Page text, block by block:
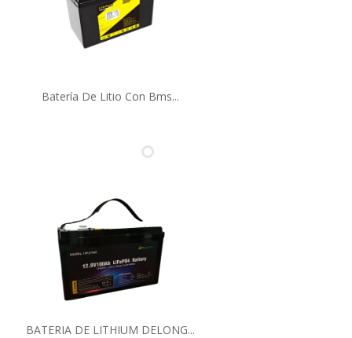
Batería De Litio Con Bms...
BATERIA DE LITHIUM DELONG...